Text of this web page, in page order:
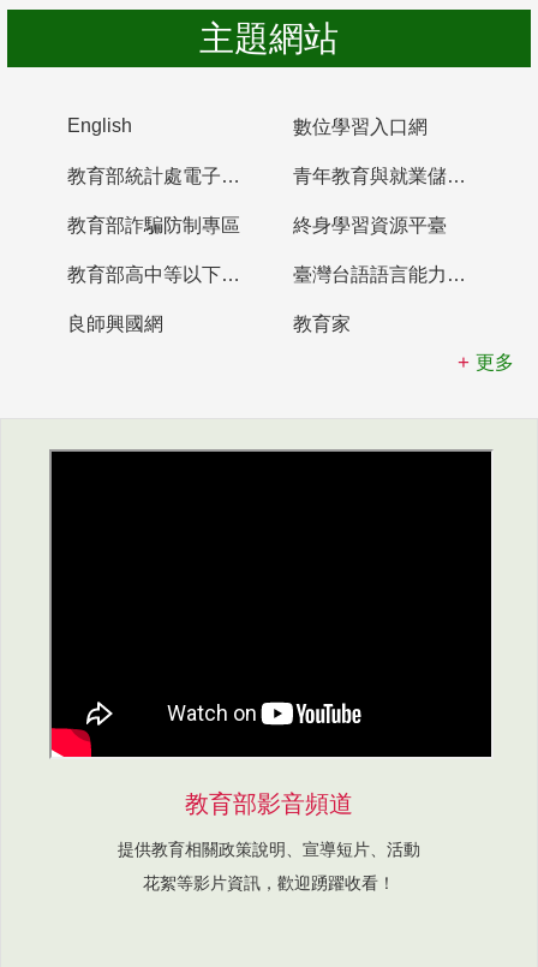
主題網站
English 數位學習入口網
教育部統計處電子書櫃 青年教育與就業儲蓄帳戶
教育部詐騙防制專區 終身學習資源平臺
教育部高中等以下學校及幼兒園教師資格檢定考試 臺灣台語語言能力認證網站
良師興國網
教育家
更多
教育部影音頻道
提供教育相關政策說明、宣導短片、活動
花絮等影片資訊，歡迎踴躍收看！